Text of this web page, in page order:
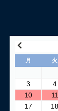
土壁仕上げ
コンクリー
2026/04/04
仕上げ材（
2026/03/24
古い壁の塗
月 火
3
4
10
11
17
18